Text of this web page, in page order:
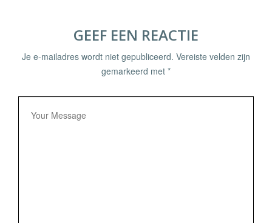
GEEF EEN REACTIE
Je e-mailadres wordt niet gepubliceerd. Vereiste velden zijn
gemarkeerd met *